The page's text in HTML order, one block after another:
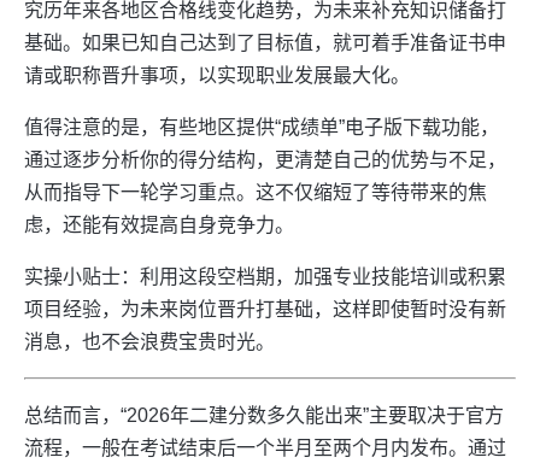
究历年来各地区合格线变化趋势，为未来补充知识储备打
基础。如果已知自己达到了目标值，就可着手准备证书申
请或职称晋升事项，以实现职业发展最大化。
值得注意的是，有些地区提供“成绩单”电子版下载功能，
通过逐步分析你的得分结构，更清楚自己的优势与不足，
从而指导下一轮学习重点。这不仅缩短了等待带来的焦
虑，还能有效提高自身竞争力。
实操小贴士：利用这段空档期，加强专业技能培训或积累
项目经验，为未来岗位晋升打基础，这样即使暂时没有新
消息，也不会浪费宝贵时光。
总结而言，“2026年二建分数多久能出来”主要取决于官方
流程，一般在考试结束后一个半月至两个月内发布。通过